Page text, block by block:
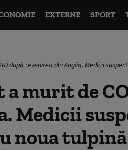
EXTERNE SPORT
după revenirea din Anglia. Medicii
a murit de
Medicii
noua tulpină